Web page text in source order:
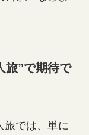
旅”で期待で
旅では、単に